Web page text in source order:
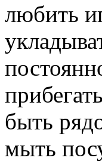
любить
быть
мыть